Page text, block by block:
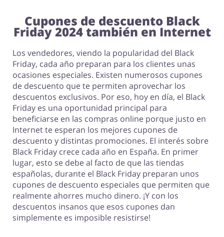
Cupones de descuento Black
Friday 2024 también en Internet
Los vendedores, viendo la popularidad del Black
Friday, cada año preparan para los clientes unas
ocasiones especiales. Existen numerosos cupones
de descuento que te permiten aprovechar los
descuentos exclusivos. Por eso, hoy en día, el Black
Friday es una oportunidad principal para
beneficiarse en las compras online porque justo en
Internet te esperan los mejores cupones de
descuento y distintas promociones. El interés sobre
Black Friday crece cada año en España. En primer
lugar, esto se debe al facto de que las tiendas
españolas, durante el Black Friday preparan unos
cupones de descuento especiales que permiten que
realmente ahorres mucho dinero. ¡Y con los
descuentos insanos que esos cupones dan
simplemente es imposible resistirse!